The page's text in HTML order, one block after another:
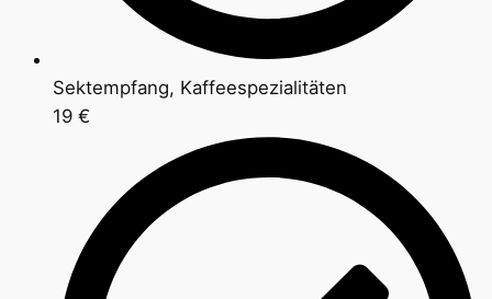
Sektempfang, Kaffeespezialitäten
19 €